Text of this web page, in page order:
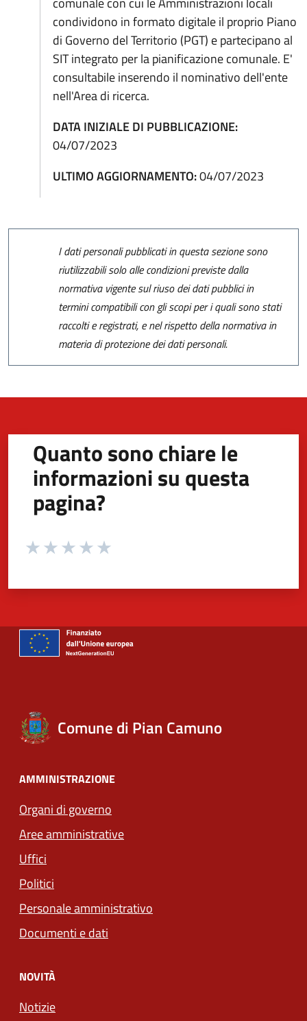
condividono in formato digitale il proprio Piano
di Governo del Territorio (PGT) e partecipano al
SIT integrato per la pianificazione comunale. E'
consultabile inserendo il nominativo dell'ente
nell'Area di ricerca.
DATA INIZIALE DI PUBBLICAZIONE:
04/07/2023
ULTIMO AGGIORNAMENTO:04/07/2023
I dati personali pubblicati in questa sezione sono
riutilizzabili solo alle condizioni previste dalla
normativa vigente sul riuso dei dati pubblici in
termini compatibili con gli scopi per i quali sono stati
raccolti e registrati, e nel rispetto della normativa in
materia di protezione dei dati personali.
Quanto sono chiare le
informazioni su questa
pagina?
Valuta da 1 a 5 stelle la pagina
Comune di Pian Camuno
AMMINISTRAZIONE
Organi di governo
Aree amministrative
Uffici
Politici
Personale amministrativo
Documenti e dati
NOVITÀ
Notizie